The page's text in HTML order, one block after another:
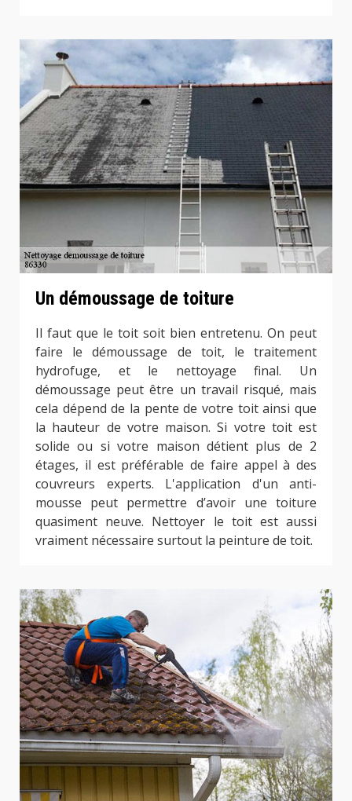
Un démoussage de toiture
Il faut que le toit soit bien entretenu. On peut
faire le démoussage de toit, le traitement
hydrofuge, et le nettoyage final. Un
démoussage peut être un travail risqué, mais
cela dépend de la pente de votre toit ainsi que
la hauteur de votre maison. Si votre toit est
solide ou si votre maison détient plus de 2
étages, il est préférable de faire appel à des
couvreurs experts. L'application d'un anti-
mousse peut permettre d’avoir une toiture
quasiment neuve. Nettoyer le toit est aussi
vraiment nécessaire surtout la peinture de toit.